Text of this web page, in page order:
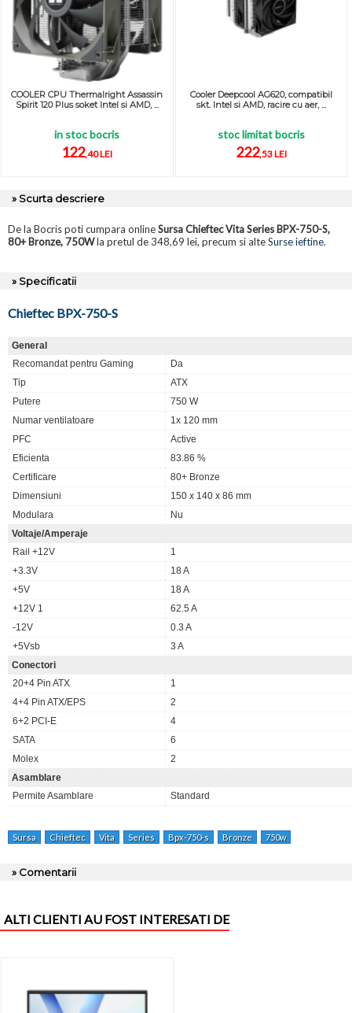
COOLER CPU Thermalright Assassin
Spirit 120 Plus soket Intel si AMD, ...
in stoc bocris
122,40 LEI
Cooler Deepcool AG620, compatibil
skt. Intel si AMD, racire cu aer, ...
stoc limitat bocris
222,53 LEI
» Scurta descriere
De la Bocris poti cumpara onlineSursa Chieftec Vita Series BPX-750-S,
80+ Bronze, 750Wla pretul de 348,69 lei, precum si alteSurse ieftine.
» Specificatii
Chieftec BPX-750-S
General
Recomandat pentru Gaming
Da
Tip
ATX
Putere
750 W
Numar ventilatoare
1x 120 mm
PFC
Active
Eficienta
83.86 %
Certificare
80+ Bronze
Dimensiuni
150 x 140 x 86 mm
Modulara
Nu
Voltaje/Amperaje
Rail +12V
1
+3.3V
18 A
+5V
18 A
+12V 1
62.5 A
-12V
0.3 A
+5Vsb
3 A
Conectori
20+4 Pin ATX
1
4+4 Pin ATX/EPS
2
6+2 PCI-E
4
SATA
6
Molex
2
Asamblare
Permite Asamblare
Standard
Sursa Chieftec Vita Series Bpx-750-s Bronze 750w
» Comentarii
ALTI CLIENTI AU FOST INTERESATI DE